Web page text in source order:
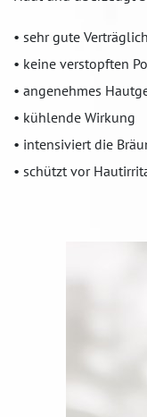
• sehr gute
• keine verstopften
• angenehmes
• kühlende Wirkung
• intensiviert die
• schützt vor